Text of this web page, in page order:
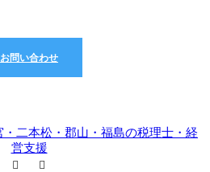
お問い合わせ
Facebook